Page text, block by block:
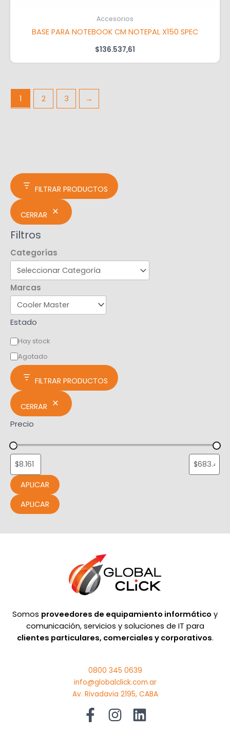
FILTRAR PRODUCTOS
CERRAR
Filtros
Categorías
Marcas
Estado
Hay stock
Agotado
FILTRAR PRODUCTOS
CERRAR
Precio
APLICAR
APLICAR
Accesorios
BASE PARA NOTEBOOK CM NOTEPAL X150 SPEC
$136.537,61
1 2 3 →
Somos proveedores de equipamiento informático y
comunicación, servicios y soluciones de IT para
clientes particulares, comerciales y corporativos.
0800 345 0639
info@globalclick.com.ar
Av. Rivadavia 2195, CABA